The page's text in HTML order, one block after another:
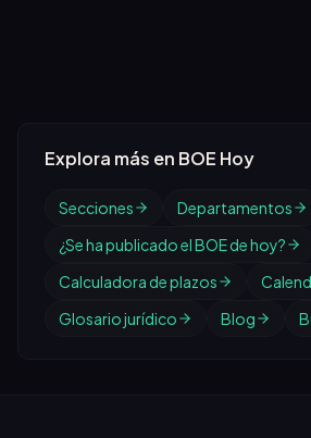
Explora más en BOE Hoy
Secciones Departamentos
¿Se ha publicado el BOE de hoy?
Calculadora de plazos
Glosario jurídico
Blog